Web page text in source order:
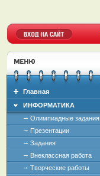
Главная
ИНФОРМАТИКА
Олимпиадные задания
Презентации
Задания
Внеклассная работа
Творческие работы